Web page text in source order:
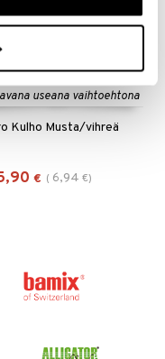
useana vaihtoehtona
Kulho Musta/vihreä
€ ( 6,94 €)